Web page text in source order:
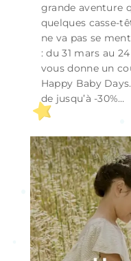
grande aventure
quelques casse-
ne va pas se
: du 31 mars au
vous donne un
Happy Baby
de jusqu’à -30%…